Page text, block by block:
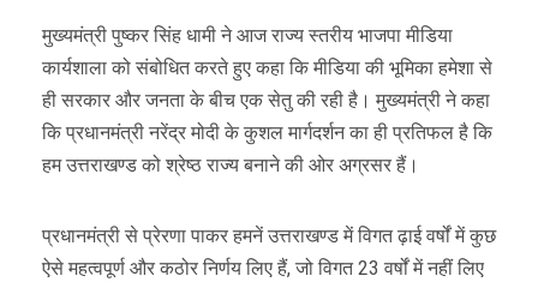
मुख्यमंत्री पुष्कर सिंह धामी ने आज राज्य स्तरीय भाजपा मीडिया
कार्यशाला को संबोधित करते हुए कहा कि मीडिया की भूमिका हमेशा से
ही सरकार और जनता के बीच एक सेतु की रही है। मुख्यमंत्री ने कहा
कि प्रधानमंत्री नरेंद्र मोदी के कुशल मार्गदर्शन का ही प्रतिफल है कि
हम उत्तराखण्ड को श्रेष्ठ राज्य बनाने की ओर अग्रसर हैं।
प्रधानमंत्री से प्रेरणा पाकर हमनें उत्तराखण्ड में विगत ढ़ाई वर्षों में कुछ
ऐसे महत्वपूर्ण और कठोर निर्णय लिए हैं, जो विगत 23 वर्षों में नहीं लिए